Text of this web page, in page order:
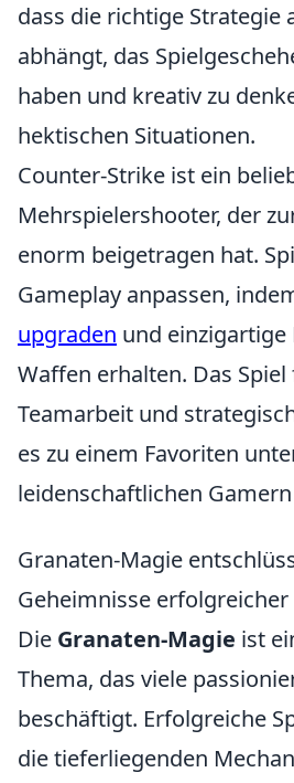
dass die richtige Strategie
abhängt, das
haben und kreativ zu
hektischen Situationen.
Counter-Strike ist ein
Mehrspielershooter, der
enorm beigetragen hat.
Gameplay anpassen,
upgraden und
Waffen erhalten. Das
Teamarbeit und
es zu einem Favoriten
leidenschaftlichen
Granaten-Magie
Geheimnisse erfolgreicher
Die Granaten-Magie ist
Thema, das viele
beschäftigt. Erfolgreiche
die tieferliegenden